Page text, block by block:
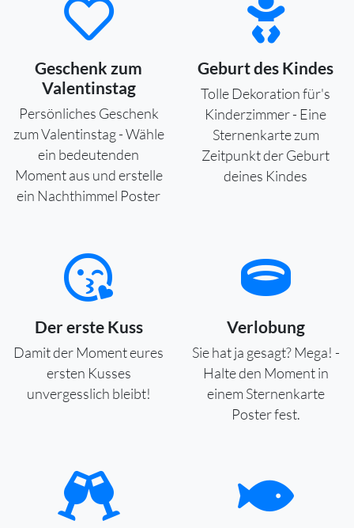
Geschenk zum
Valentinstag
Persönliches Geschenk
zum Valentinstag - Wähle
ein bedeutenden
Moment aus und erstelle
ein Nachthimmel Poster
Geburt des Kindes
Tolle Dekoration für's
Kinderzimmer - Eine
Sternenkarte zum
Zeitpunkt der Geburt
deines Kindes
Der erste Kuss
Damit der Moment eures
ersten Kusses
unvergesslich bleibt!
Verlobung
Sie hat ja gesagt? Mega! -
Halte den Moment in
einem Sternenkarte
Poster fest.